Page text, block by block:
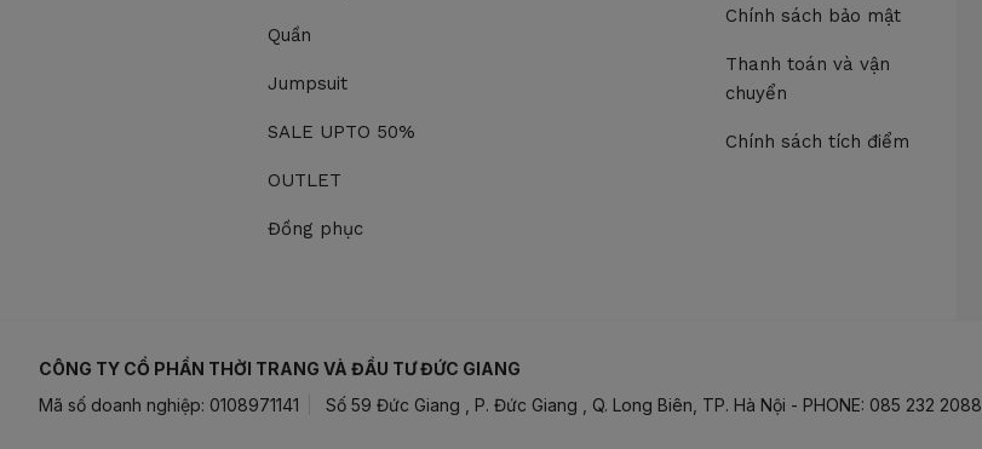
Quần
Jumpsuit
SALE UPTO 50%
OUTLET
Đồng phục
Chính sách bảo mật
Thanh toán và vận
chuyển
Chính sách tích điểm
CÔNG TY CỔ PHẦN THỜI TRANG VÀ ĐẦU TƯ ĐỨC GIANG
Mã số doanh nghiệp: 0108971141
Số 59 Đức Giang , P. Đức Giang , Q. Long Biên, TP. Hà Nội - PHONE: 085 232 2088